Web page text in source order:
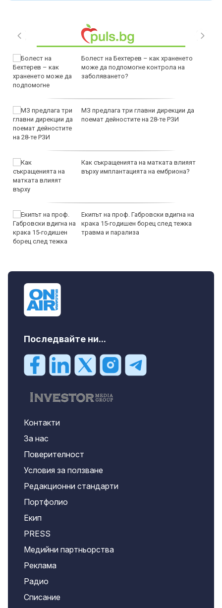
Болест на Бехтерев – как храненето
може да подпомогне контрола на
заболяването?
МЗ предлага три главни дирекции да
поемат дейностите на 28-те РЗИ
Как съкращенията на матката влияят
върху имплантацията на ембриона?
Екипът на проф. Габровски вдигна на
крака 15-годишен борец след тежка
травма и парализа
Последвайте ни...
Контакти
За нас
Поверителност
Условия за ползване
Редакционни стандарти
Портфолио
Екип
PRESS
Медийни партньорства
Реклама
Радио
Списание